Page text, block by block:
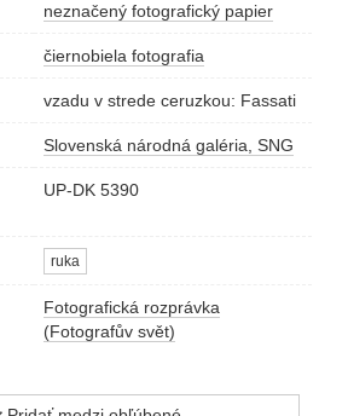
neznačený fotografický papier
čiernobiela fotografia
vzadu v strede ceruzkou: Fassati
Slovenská národná galéria, SNG
UP-DK 5390
ruka
Fotografická rozprávka
(Fotografův svět)